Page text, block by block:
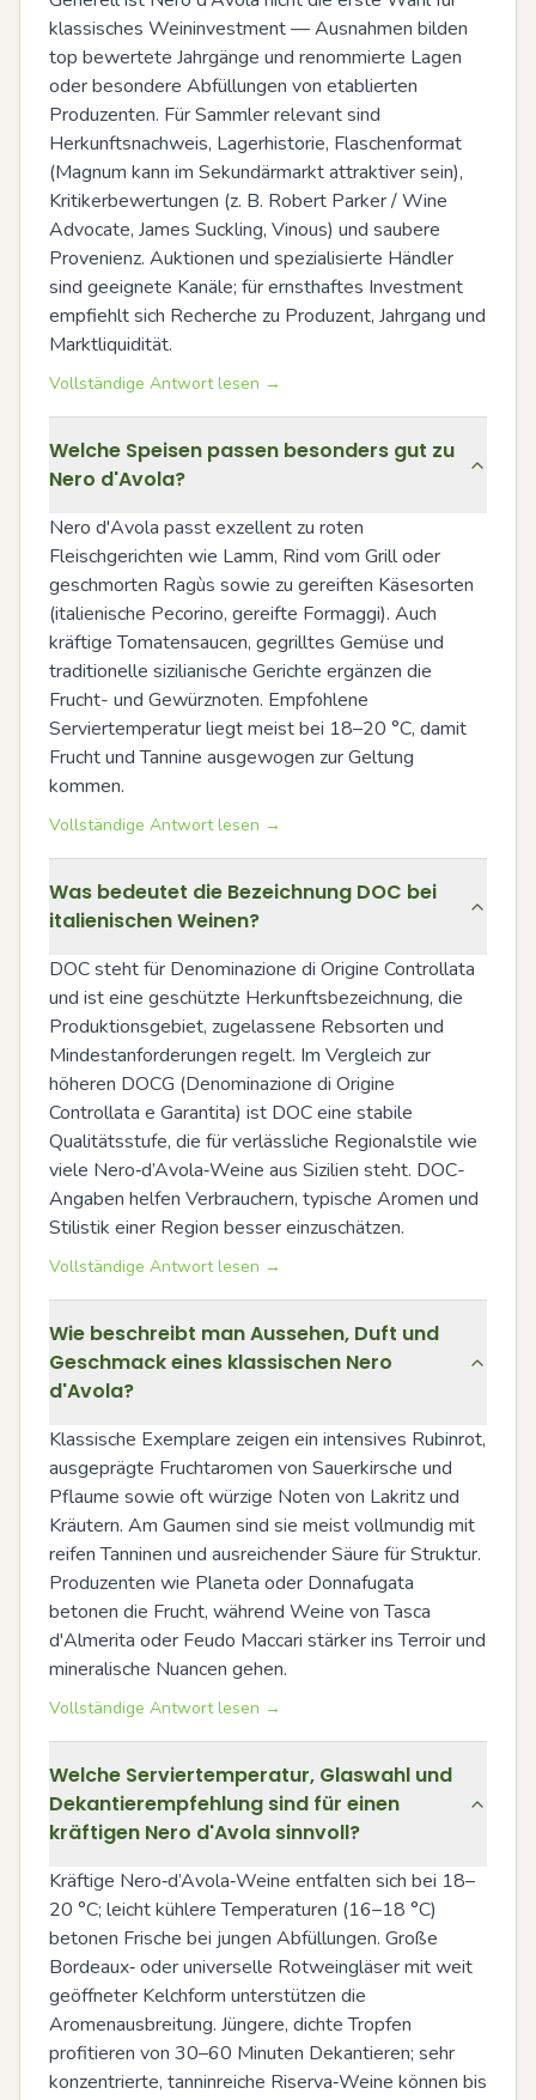
klassisches Weininvestment — Ausnahmen bilden
top bewertete Jahrgänge und renommierte Lagen
oder besondere Abfüllungen von etablierten
Produzenten. Für Sammler relevant sind
Herkunftsnachweis, Lagerhistorie, Flaschenformat
(Magnum kann im Sekundärmarkt attraktiver sein),
Kritikerbewertungen (z. B. Robert Parker / Wine
Advocate, James Suckling, Vinous) und saubere
Provenienz. Auktionen und spezialisierte Händler
sind geeignete Kanäle; für ernsthaftes Investment
empfiehlt sich Recherche zu Produzent, Jahrgang und
Marktliquidität.
Vollständige Antwort lesen →
Welche Speisen passen besonders gut zu
Nero d'Avola?
Nero d'Avola passt exzellent zu roten
Fleischgerichten wie Lamm, Rind vom Grill oder
geschmorten Ragùs sowie zu gereiften Käsesorten
(italienische Pecorino, gereifte Formaggi). Auch
kräftige Tomatensaucen, gegrilltes Gemüse und
traditionelle sizilianische Gerichte ergänzen die
Frucht- und Gewürznoten. Empfohlene
Serviertemperatur liegt meist bei 18–20 °C, damit
Frucht und Tannine ausgewogen zur Geltung
kommen.
Vollständige Antwort lesen →
Was bedeutet die Bezeichnung DOC bei
italienischen Weinen?
DOC steht für Denominazione di Origine Controllata
und ist eine geschützte Herkunftsbezeichnung, die
Produktionsgebiet, zugelassene Rebsorten und
Mindestanforderungen regelt. Im Vergleich zur
höheren DOCG (Denominazione di Origine
Controllata e Garantita) ist DOC eine stabile
Qualitätsstufe, die für verlässliche Regionalstile wie
viele Nero‑d’Avola‑Weine aus Sizilien steht. DOC-
Angaben helfen Verbrauchern, typische Aromen und
Stilistik einer Region besser einzuschätzen.
Vollständige Antwort lesen →
Wie beschreibt man Aussehen, Duft und
Geschmack eines klassischen Nero
d'Avola?
Klassische Exemplare zeigen ein intensives Rubinrot,
ausgeprägte Fruchtaromen von Sauerkirsche und
Pflaume sowie oft würzige Noten von Lakritz und
Kräutern. Am Gaumen sind sie meist vollmundig mit
reifen Tanninen und ausreichender Säure für Struktur.
Produzenten wie Planeta oder Donnafugata
betonen die Frucht, während Weine von Tasca
d'Almerita oder Feudo Maccari stärker ins Terroir und
mineralische Nuancen gehen.
Vollständige Antwort lesen →
Welche Serviertemperatur, Glaswahl und
Dekantierempfehlung sind für einen
kräftigen Nero d'Avola sinnvoll?
Kräftige Nero‑d’Avola‑Weine entfalten sich bei 18–
20 °C; leicht kühlere Temperaturen (16–18 °C)
betonen Frische bei jungen Abfüllungen. Große
Bordeaux‑ oder universelle Rotweingläser mit weit
geöffneter Kelchform unterstützen die
Aromenausbreitung. Jüngere, dichte Tropfen
profitieren von 30–60 Minuten Dekantieren; sehr
konzentrierte, tanninreiche Riserva‑Weine können bis